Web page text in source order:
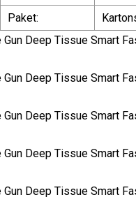
Paket: